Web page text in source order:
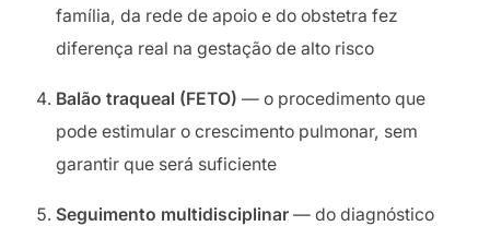
família, da rede de apoio e do obstetra fez
diferença real na gestação de alto risco
Balão traqueal (FETO) — o procedimento que
pode estimular o crescimento pulmonar, sem
garantir que será suficiente
Seguimento multidisciplinar — do diagnóstico